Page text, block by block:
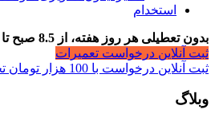
استخدام
بدون تعطیلی هر روز هفته، از 8.5 صبح تا 9 شب
ثبت آنلاین درخواست تعمیرات
ثبت آنلاین درخواست با 100 هزار تومان تخفیف
وبلاگ